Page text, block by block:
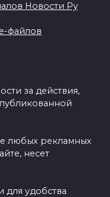
Новости Ру
файлов
за действия,
любых рекламных
несет
для удобства